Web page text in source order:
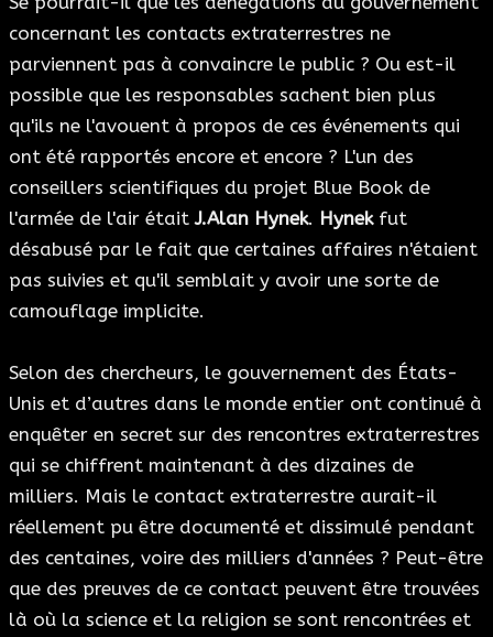
concernant les contacts extraterrestres ne
parviennent pas à convaincre le public ? Ou est-il
possible que les responsables sachent bien plus
qu'ils ne l'avouent à propos de ces événements qui
ont été rapportés encore et encore ? L'un des
conseillers scientifiques du projet Blue Book de
l'armée de l'air étaitJ.Alan Hynek. Hynekfut
désabusé par le fait que certaines affaires n'étaient
pas suivies et qu'il semblait y avoir une sorte de
camouflage implicite.
Selon des chercheurs, le gouvernement des États-
Unis et d’autres dans le monde entier ont continué à
enquêter en secret sur des rencontres extraterrestres
qui se chiffrent maintenant à des dizaines de
milliers. Mais le contact extraterrestre aurait-il
réellement pu être documenté et dissimulé pendant
des centaines, voire des milliers d'années ? Peut-être
que des preuves de ce contact peuvent être trouvées
là où la science et la religion se sont rencontrées et